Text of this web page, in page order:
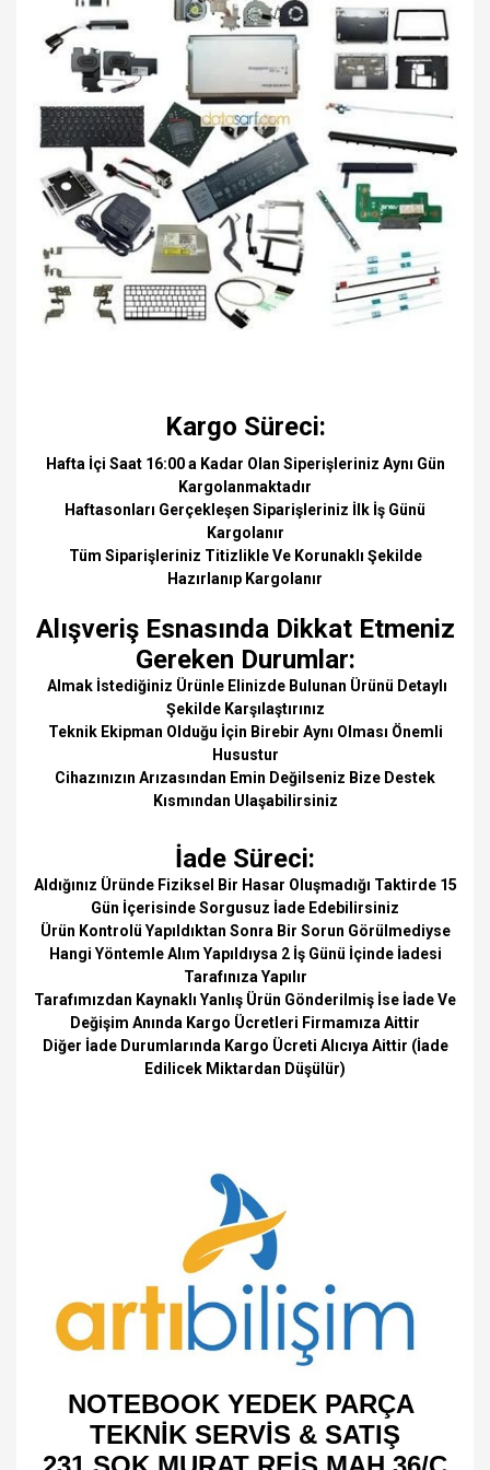
Kargo Süreci:
Hafta İçi Saat 16:00 a Kadar Olan Siperişleriniz Aynı Gün
Kargolanmaktadır
Haftasonları Gerçekleşen Siparişleriniz İlk İş Günü
Kargolanır
Tüm Siparişleriniz Titizlikle Ve Korunaklı Şekilde
Hazırlanıp Kargolanır
Alışveriş Esnasında Dikkat Etmeniz
Gereken Durumlar:
Almak İstediğiniz Ürünle Elinizde Bulunan Ürünü Detaylı
Şekilde Karşılaştırınız
Teknik Ekipman Olduğu İçin Birebir Aynı Olması Önemli
Husustur
Cihazınızın Arızasından Emin Değilseniz Bize Destek
Kısmından Ulaşabilirsiniz
İade Süreci:
Aldığınız Üründe Fiziksel Bir Hasar Oluşmadığı Taktirde 15
Gün İçerisinde Sorgusuz İade Edebilirsiniz
Ürün Kontrolü Yapıldıktan Sonra Bir Sorun Görülmediyse
Hangi Yöntemle Alım Yapıldıysa 2 İş Günü İçinde İadesi
Tarafınıza Yapılır
Tarafımızdan Kaynaklı Yanlış Ürün Gönderilmiş İse İade Ve
Değişim Anında Kargo Ücretleri Firmamıza Aittir
Diğer İade Durumlarında Kargo Ücreti Alıcıya Aittir (İade
Edilicek Miktardan Düşülür)
NOTEBOOK YEDEK PARÇA
TEKNİK SERVİS & SATIŞ